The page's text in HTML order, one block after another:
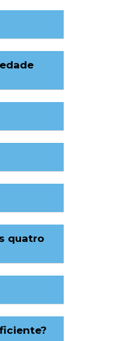
quatro